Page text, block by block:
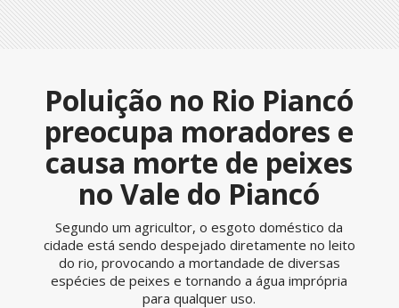
Poluição no Rio Piancó
preocupa moradores e
causa morte de peixes
no Vale do Piancó
Segundo um agricultor, o esgoto doméstico da
cidade está sendo despejado diretamente no leito
do rio, provocando a mortandade de diversas
espécies de peixes e tornando a água imprópria
para qualquer uso.